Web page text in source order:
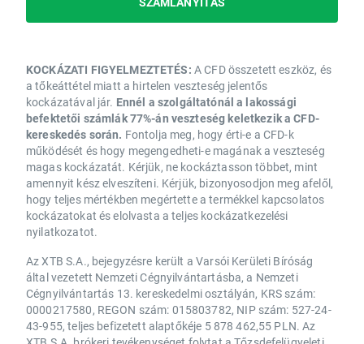
KOCKÁZATI FIGYELMEZTETÉS: A CFD összetett eszköz, és
a tőkeáttétel miatt a hirtelen veszteség jelentős
kockázatával jár. Ennél a szolgáltatónál a lakossági
befektetői számlák 77%-án veszteség keletkezik a CFD-
kereskedés során. Fontolja meg, hogy érti-e a CFD-k
működését és hogy megengedheti-e magának a veszteség
magas kockázatát. Kérjük, ne kockáztasson többet, mint
amennyit kész elveszíteni. Kérjük, bizonyosodjon meg afelől,
hogy teljes mértékben megértette a termékkel kapcsolatos
kockázatokat és elolvasta a teljes kockázatkezelési
nyilatkozatot.
Az XTB S.A., bejegyzésre került a Varsói Kerületi Bíróság
által vezetett Nemzeti Cégnyilvántartásba, a Nemzeti
Cégnyilvántartás 13. kereskedelmi osztályán, KRS szám:
0000217580, REGON szám: 015803782, NIP szám: 527-24-
43-955, teljes befizetett alaptőkéje 5 878 462,55 PLN. Az